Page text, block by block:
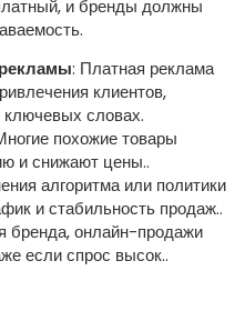
и бренды должны
: Платная реклама
клиентов,
ключевых словах.
похожие товары
и снижают цены..
алгоритма или политики
и стабильность продаж..
бренда, онлайн-продажи
если спрос высок..